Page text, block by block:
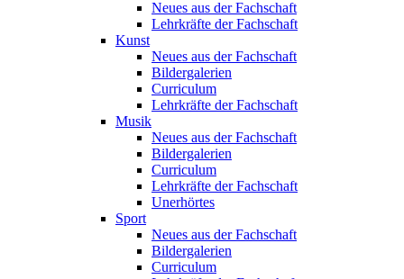
Neues aus der Fachschaft
Lehrkräfte der Fachschaft
Kunst
Neues aus der Fachschaft
Bildergalerien
Curriculum
Lehrkräfte der Fachschaft
Musik
Neues aus der Fachschaft
Bildergalerien
Curriculum
Lehrkräfte der Fachschaft
Unerhörtes
Sport
Neues aus der Fachschaft
Bildergalerien
Curriculum